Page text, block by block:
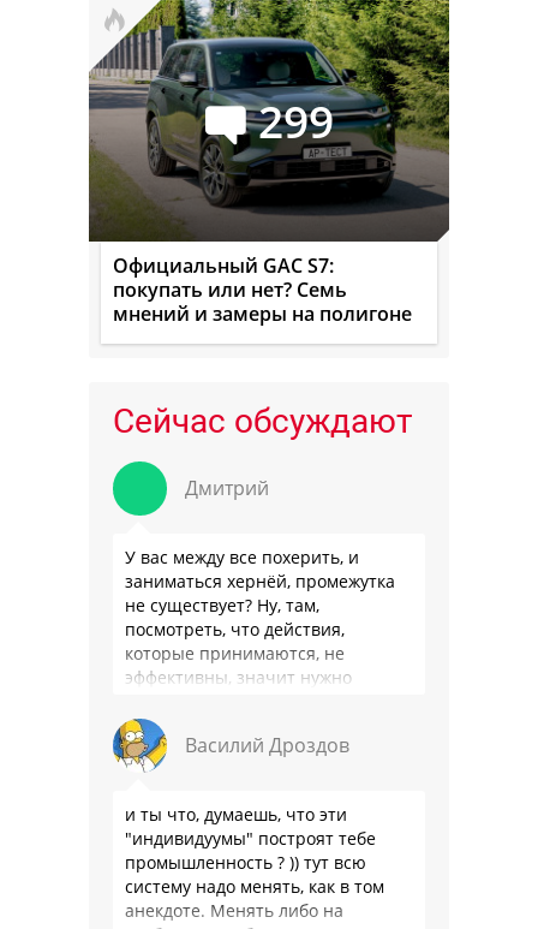
299
Официальный GAC S7:
покупать или нет? Семь
мнений и замеры на полигоне
Сейчас обсуждают
Дмитрий
У вас между все похерить, и
заниматься хернёй, промежутка
не существует? Ну, там,
посмотреть, что действия,
которые принимаются, не
эффективны, значит нужно
Или только две крайности? Хватит
…
Василий Дроздов
и ты что, думаешь, что эти
"индивидуумы" построят тебе
промышленность ? )) тут всю
систему надо менять, как в том
анекдоте. Менять либо на